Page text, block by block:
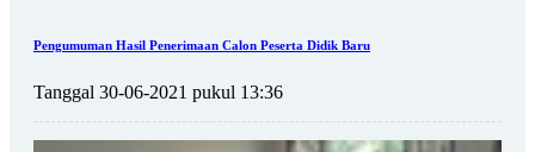
Pengumuman Hasil Penerimaan Calon Peserta Didik Baru
Tanggal 30-06-2021 pukul 13:36